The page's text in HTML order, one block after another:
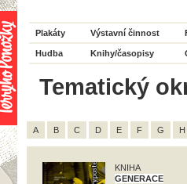
Plakáty Výstavní činnost
Hudba Knihy/časopisy
Tematický
A B C D E F G H
KNIHA
GENERACE